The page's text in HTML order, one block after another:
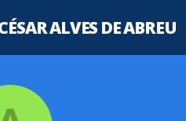
ALVES DE ABREU